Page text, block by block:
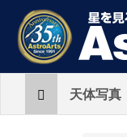
Home天体写真